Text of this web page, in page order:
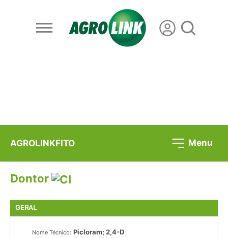
AGROLINKFITO Menu
Dontor
GERAL
Nome Técnico: Picloram; 2,4-D